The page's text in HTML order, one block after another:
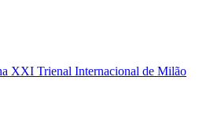
XXI Trienal Internacional de Milão